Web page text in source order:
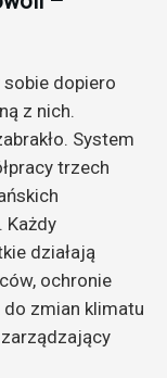
dopiero
z nich.
System
trzech
Każdy
działają
ochronie
zmian klimatu